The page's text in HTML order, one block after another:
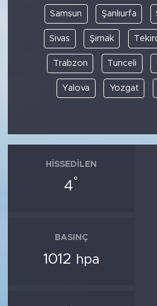
Samsun Şanlıurfa
Sivas Şırnak
Trabzon Tunceli
Yalova Yozgat
HISSEDILEN
4°
BASINÇ
1012 hpa